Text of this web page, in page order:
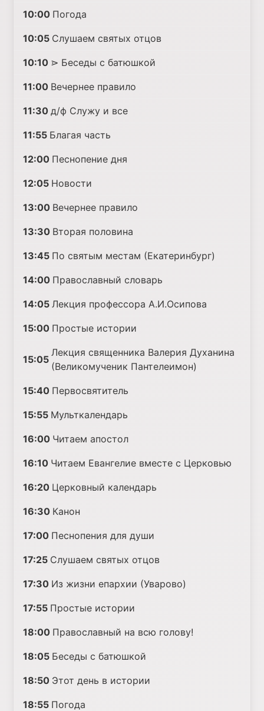
10:00 Погода
10:05 Слушаем святых отцов
10:10 ⋗ Беседы с батюшкой
11:00 Вечернее правило
11:30 д/ф Служу и все
11:55 Благая часть
12:00 Песнопение дня
12:05 Новости
13:00 Вечернее правило
13:30 Вторая половина
13:45 По святым местам (Екатеринбург)
14:00 Православный словарь
14:05 Лекция профессора А.И.Осипова
15:00 Простые истории
15:05
Лекция священника Валерия Духанина
(Великомученик Пантелеимон)
15:40 Первосвятитель
15:55 Мульткалендарь
16:00 Читаем апостол
16:10 Читаем Евангелие вместе с Церковью
16:20 Церковный календарь
16:30 Канон
17:00 Песнопения для души
17:25 Слушаем святых отцов
17:30 Из жизни епархии (Уварово)
17:55 Простые истории
18:00 Православный на всю голову!
18:05 Беседы с батюшкой
18:50 Этот день в истории
18:55 Погода